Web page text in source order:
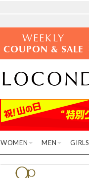
WEEKLY
COUPON & SALE
WOMEN MEN GIRLS